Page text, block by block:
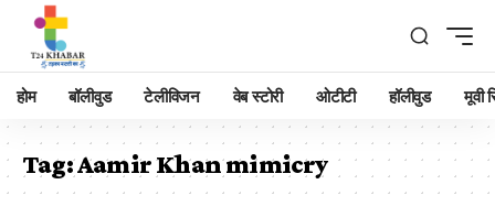
होम बॉलीवुड टेलीविजन वेब स्टोरी ओटीटी हॉलीवुड मूवी
Tag:Aamir Khan mimicry